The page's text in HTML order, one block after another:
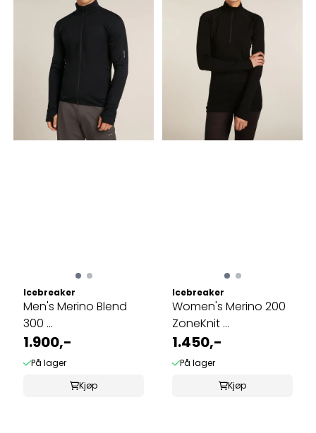
Icebreaker
Men's Merino Blend
300 ...
1.900,-
På lager
Kjøp
Icebreaker
Women's Merino 200
ZoneKnit ...
1.450,-
På lager
Kjøp